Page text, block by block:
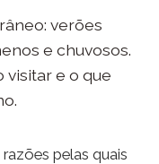
verões
e chuvosos.
visitar e o que
pelas quais